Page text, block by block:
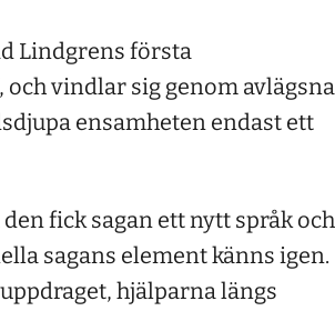
Lindgrens första
vindlar sig genom avlägsna
ensamheten endast ett
fick sagan ett nytt språk och
sagans element känns igen.
hjälparna längs